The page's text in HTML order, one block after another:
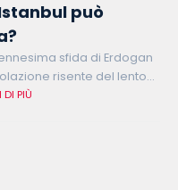
può
sfida di Erdogan
risente del lento
atto e di seguito ne
DI PIÙ